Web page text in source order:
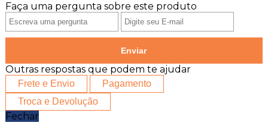
Faça uma pergunta sobre este produto
Enviar
Outras respostas que podem te ajudar
Frete e Envio
Pagamento
Troca e Devolução
Fechar